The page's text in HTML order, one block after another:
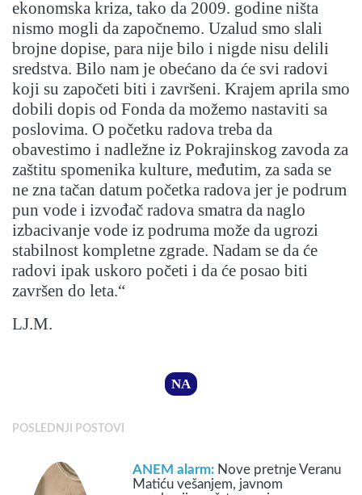
ekonomska kriza, tako da 2009. godine ništa
nismo mogli da započnemo. Uzalud smo slali
brojne dopise, para nije bilo i nigde nisu delili
sredstva. Bilo nam je obećano da će svi radovi
koji su započeti biti i završeni. Krajem aprila smo
dobili dopis od Fonda da možemo nastaviti sa
poslovima. O početku radova treba da
obavestimo i nadležne iz Pokrajinskog zavoda za
zaštitu spomenika kulture, međutim, za sada se
ne zna tačan datum početka radova jer je podrum
pun vode i izvođač radova smatra da naglo
izbacivanje vode iz podruma može da ugrozi
stabilnost kompletne zgrade. Nadam se da će
radovi ipak uskoro početi i da će posao biti
završen do leta.“
LJ.M.
NA
POSLEDNJI POSTOVI
ANEM alarm: Nove pretnje Veranu
Matiću vešanjem, javnom